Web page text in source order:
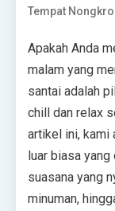
Tempat
Apakah Anda
malam yang
santai adalah
chill dan relax
artikel ini, kami
luar biasa
suasana yang
minuman,